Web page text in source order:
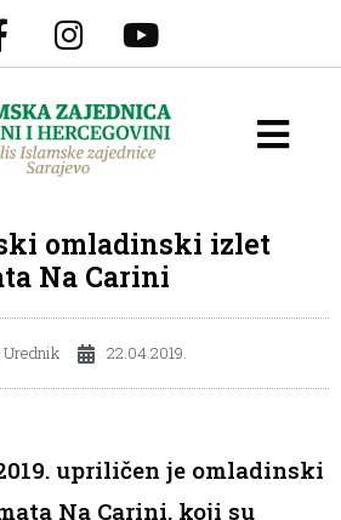
omladinski izlet
Na Carini
Urednik 22.04.2019.
upriličen je omladinski
Na Carini, koji su